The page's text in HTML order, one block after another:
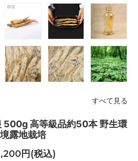
すべて見る
500g 高等級品約50本 野生環
境露地栽培
円(税込)